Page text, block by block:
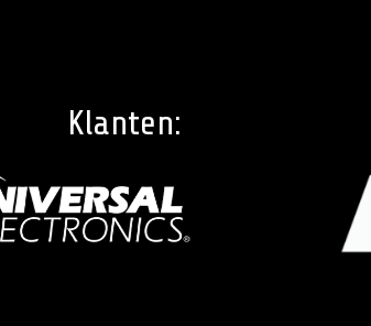
Klanten: